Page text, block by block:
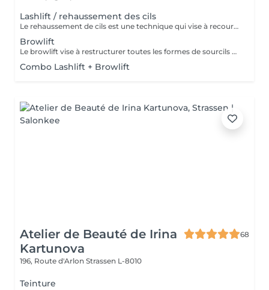
Lashlift / rehaussement des cils
Le rehaussement de cils est une technique qui vise à recourber et à allonger les cils afin d'apporter un effet mascara au regard. Le regard est plus ouvert et plus lumineux.
Browlift
Le browlift vise à restructurer toutes les formes de sourcils et à mettre en valeur leur caractère naturel, ce qui a pour effet d'intensifier le regard.
Combo Lashlift + Browlift
Atelier de Beauté de Irina
Kartunova
68
196, Route d'Arlon Strassen L-8010
Teinture